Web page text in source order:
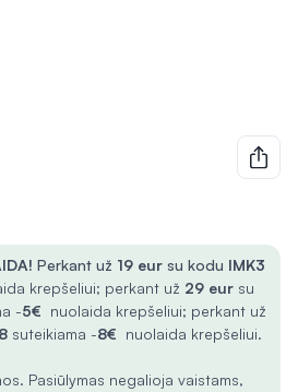
Perkant už 19 eur su kodu IMK3
krepšeliui; perkant už 29 eur su
-5€ nuolaida krepšeliui; perkant už
suteikiama -8€ nuolaida krepšeliui.
Pasiūlymas negalioja vaistams,